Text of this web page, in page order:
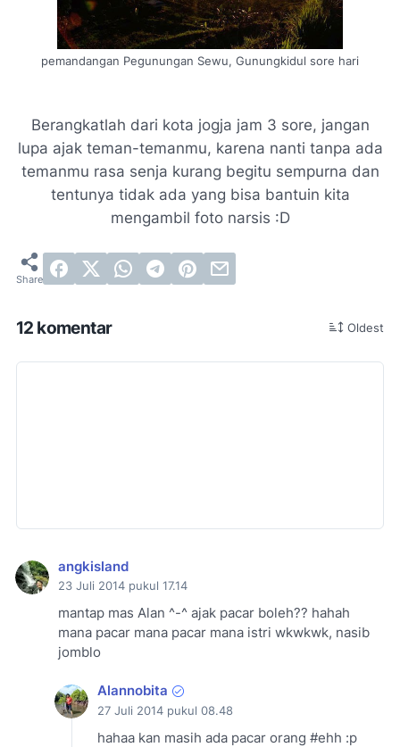
pemandangan Pegunungan Sewu, Gunungkidul sore hari
Berangkatlah dari kota jogja jam 3 sore, jangan
lupa ajak teman-temanmu, karena nanti tanpa ada
temanmu rasa senja kurang begitu sempurna dan
tentunya tidak ada yang bisa bantuin kita
mengambil foto narsis :D
12 komentar Oldest
angkisland
23 Juli 2014 pukul 17.14
mantap mas Alan ^-^ ajak pacar boleh?? hahah
mana pacar mana pacar mana istri wkwkwk, nasib
jomblo
Alannobita
27 Juli 2014 pukul 08.48
hahaa kan masih ada pacar orang #ehh :p